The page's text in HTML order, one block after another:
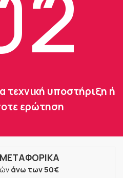
τεχνική υποστήριξη ή
ερώτηση
άνω των 50€